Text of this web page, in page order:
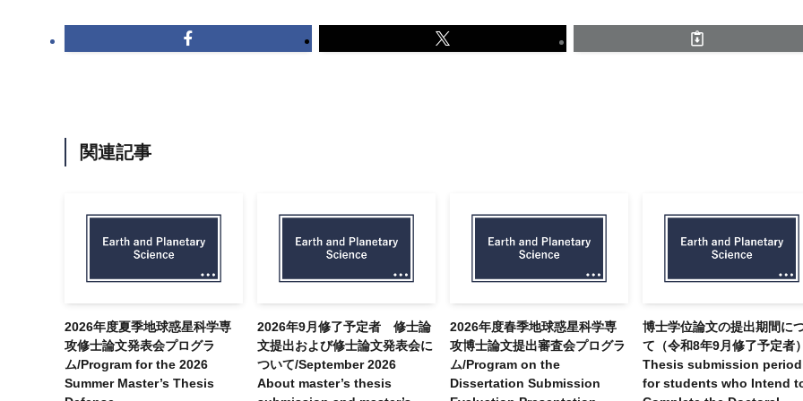
関連記事
2026年度夏季地球惑星科学専
攻修士論文発表会プログラ
ム/Program for the 2026
Summer Master’s Thesis
2026年9月修了予定者 修士論
文提出および修士論文発表会に
ついて/September 2026
About master’s thesis
2026年度春季地球惑星科学専
攻博士論文提出審査会プログラ
ム/Program on the
Dissertation Submission
博士学位論文の提出期間に
て（令和8年9月修了予定者）
Thesis submission period
for students who Intend